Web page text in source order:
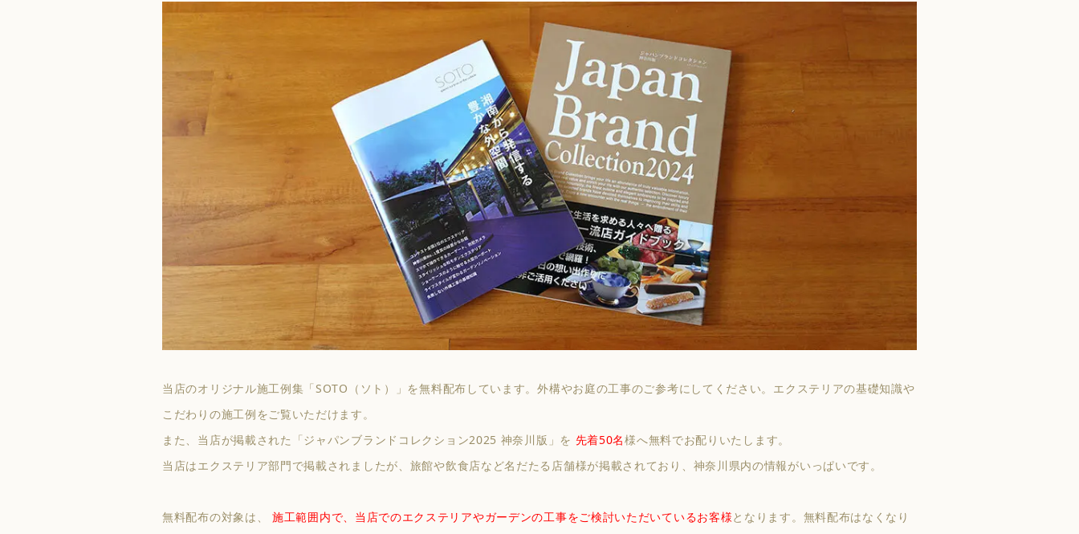
当店のオリジナル施工例集「SOTO（ソト）」を無料配布しています。外構やお庭の工事のご参考にしてください。エクステリアの基礎知識や
こだわりの施工例をご覧いただけます。
また、当店が掲載された「ジャパンブランドコレクション2025 神奈川版」を 先着50名様へ無料でお配りいたします。
当店はエクステリア部門で掲載されましたが、旅館や飲食店など名だたる店舗様が掲載されており、神奈川県内の情報がいっぱいです。
無料配布の対象は、 施工範囲内で、当店でのエクステリアやガーデンの工事をご検討いただいているお客様となります。無料配布はなくなり